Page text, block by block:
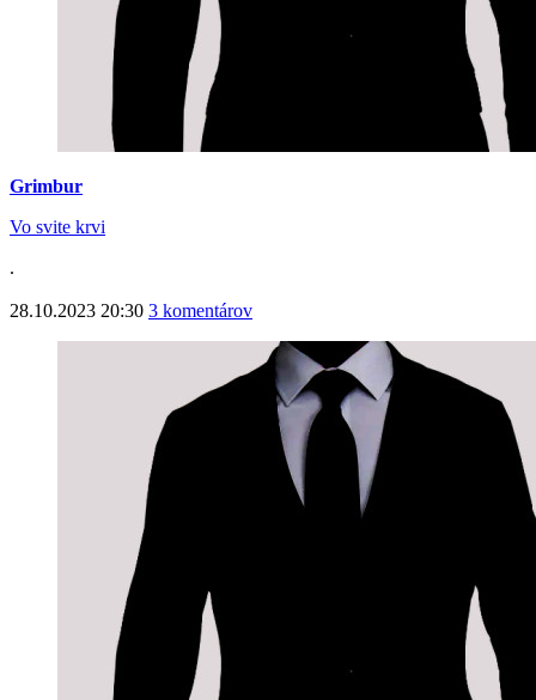
Grimbur
Vo svite krvi
.
28.10.2023 20:30 3 komentárov